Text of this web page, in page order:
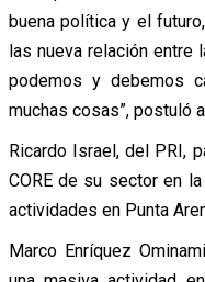
buena política y el
las nueva relación entre
podemos y debemos
muchas cosas”, postuló
Ricardo Israel, del PRI,
CORE de su sector en
actividades en Punta
Marco Enríquez